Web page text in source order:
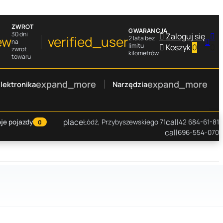
ZWROT
30 dni
na
zwrot
towaru
verified_user
GWARANCJA
2 lata bez
limitu
kilometrów
Zaloguj się
 Koszyk0 
0
expand_more Narzędziaexpand_more
pojazdy 0 placeŁódź, Przybyszewskiego 71call42 684-61-81
call696-554-070